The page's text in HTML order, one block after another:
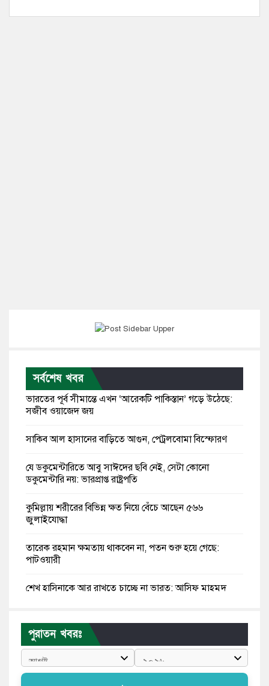
সর্বশেষ খবর
ভারতের পূর্ব সীমান্তে এখন ‘আরেকটি পাকিস্তান’ গড়ে উঠেছে:
সজীব ওয়াজেদ জয়
সাকিব আল হাসানের বাড়িতে আগুন, পেট্রলবোমা বিস্ফোরণ
যে ডকুমেন্টারিতে আবু সাঈদের ছবি নেই, সেটা কোনো
ডকুমেন্টারি নয়: ভারপ্রাপ্ত রাষ্ট্রপতি
কুমিল্লায় শরীরের বিভিন্ন ক্ষত নিয়ে বেঁচে আছেন ৫৬৬
জুলাইযোদ্ধা
তারেক রহমান ক্ষমতায় থাকবেন না, পতন শুরু হয়ে গেছে:
পাটওয়ারী
শেখ হাসিনাকে আর রাখতে চাচ্ছে না ভারত: আসিফ মাহমুদ
ইউনূস
আলিয়া মাদ্রাসায় ছাত্রদল-শিবির সংঘর্ষ, হাতে পাইপ মাথায়
হেলমেট পড়ে মাঠে যুবদল নেতা নয়ন
পুরাতন খবরঃ